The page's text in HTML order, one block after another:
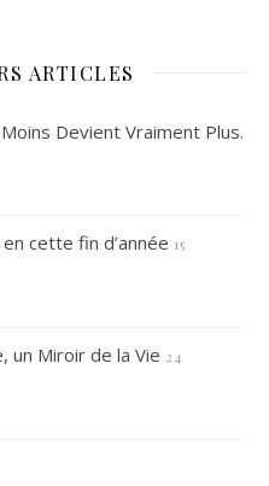
ARTICLES
Devient Vraiment Plus.
cette fin d’année 15
un Miroir de la Vie 24